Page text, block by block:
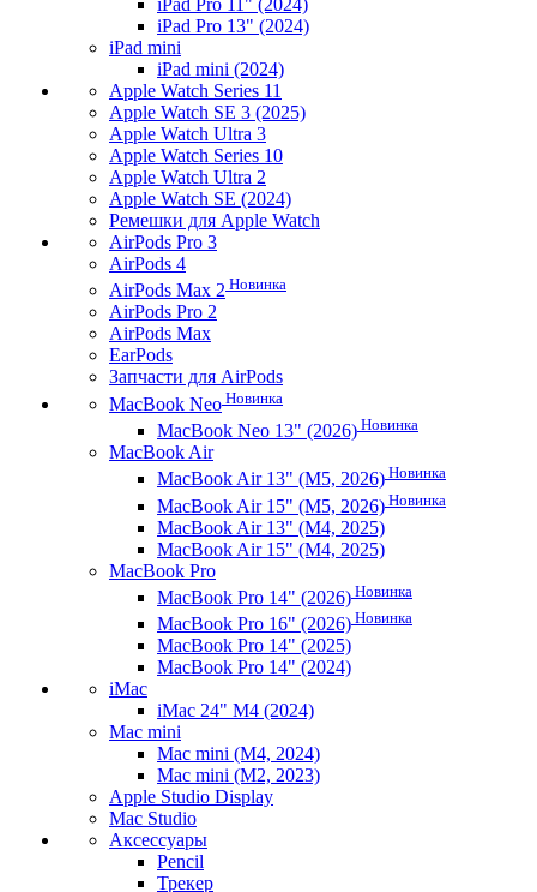
iPad Pro 11" (2024)
iPad Pro 13" (2024)
iPad mini
iPad mini (2024)
Apple Watch Series 11
Apple Watch SE 3 (2025)
Apple Watch Ultra 3
Apple Watch Series 10
Apple Watch Ultra 2
Apple Watch SE (2024)
Ремешки для Apple Watch
AirPods Pro 3
AirPods 4
AirPods Max 2 Новинка
AirPods Pro 2
AirPods Max
EarPods
Запчасти для AirPods
MacBook Neo Новинка
MacBook Neo 13" (2026) Новинка
MacBook Air
MacBook Air 13" (M5, 2026) Новинка
MacBook Air 15" (M5, 2026) Новинка
MacBook Air 13" (M4, 2025)
MacBook Air 15" (M4, 2025)
MacBook Pro
MacBook Pro 14" (2026) Новинка
MacBook Pro 16" (2026) Новинка
MacBook Pro 14" (2025)
MacBook Pro 14" (2024)
iMac
iMac 24" M4 (2024)
Mac mini
Mac mini (M4, 2024)
Mac mini (M2, 2023)
Apple Studio Display
Mac Studio
Аксессуары
Pencil
Трекер